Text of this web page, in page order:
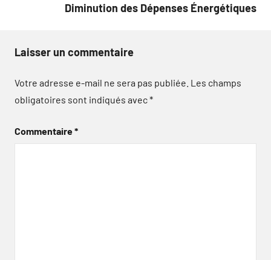
Diminution des Dépenses Énergétiques
Laisser un commentaire
Votre adresse e-mail ne sera pas publiée. Les champs
obligatoires sont indiqués avec*
Commentaire*